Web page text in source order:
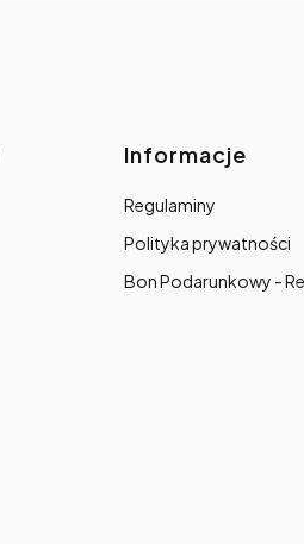
Informacje
Regulaminy
Polityka prywatności
Bon Podarunkowy -